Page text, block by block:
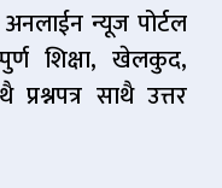
न्यूज पोर्टल
शिक्षा, खेलकुद,
प्रश्नपत्र साथै उत्तर